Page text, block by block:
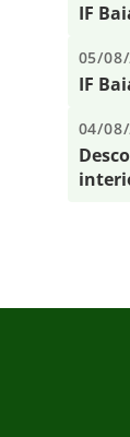
IF
05/
IF
04/